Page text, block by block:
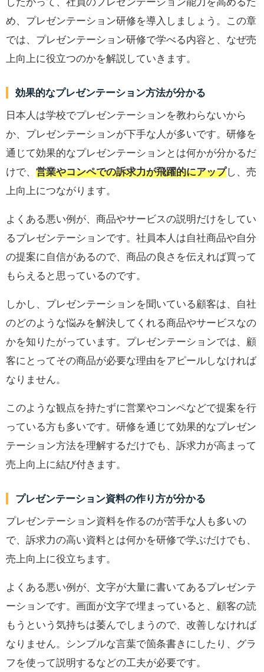
め、プレゼンテーション研修を導入しましょう。この章
では、プレゼンテーション研修で学べる内容と、なぜ売
上向上に役立つのかを解説していきます。
効果的なプレゼンテーション方法が分かる
日本人は学校でプレゼンテーションを教わらないから
か、プレゼンテーションが下手な人が多いです。研修を
通じて効果的なプレゼンテーションとは何かが分かるだ
けで、 営業やコンペでの訴求力が飛躍的にアップし、売
上向上につながります。
よくある悪い例が、商品やサービスの説明だけをしてい
るプレゼンテーションです。社員本人は自社商品や自分
の提案に自信があるので、商品の良さを伝えれば買って
もらえると思っているのです。
しかし、プレゼンテーションを聞いている顧客は、自社
のどのような悩みを解決してくれる商品やサービスなの
かを知りたがっています。プレゼンテーションでは、顧
客にとってその商品が必要な理由をアピールしなければ
なりません。
このような観点を持たずに営業やコンペなどで提案を行
っている方も多いです。研修を通じて効果的なプレゼン
テーション方法を理解するだけでも、訴求力が高まって
売上向上に結び付きます。
プレゼンテーション資料の作り方が分かる
プレゼンテーション資料を作るのが苦手な人も多いの
で、訴求力の高い資料とは何かを研修で学ぶだけでも、
売上向上に役立ちます。
よくある悪い例が、文字が大量に書いてあるプレゼンテ
ーションです。画面が文字で埋まっていると、顧客の読
もうという気持ちは萎んでしまうので、改善しなければ
なりません。シンプルな言葉で箇条書きにしたり、グラ
フを使って説明するなどの工夫が必要です。